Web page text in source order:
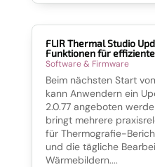
FLIR Thermal Studio
Funktionen für
Software & Firmware
Beim nächsten Start
kann Anwendern ein
2.0.77 angeboten
bringt mehrere
für Thermografie-
und die tägliche
Wärmebildern....